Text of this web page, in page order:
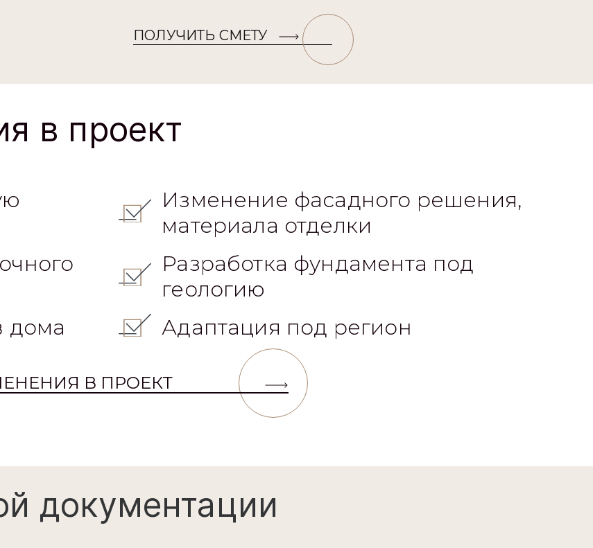
ПОЛУЧИТЬ СМЕТУ
в проект
дома
Изменение фасадного решения,
материала отделки
Разработка фундамента под
геологию
Адаптация под регион
В ПРОЕКТ
документации